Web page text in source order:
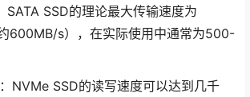
SATA SSD的理论最大传输速度为
600MB/s），在实际使用中通常为500-
：NVMe SSD的读写速度可以达到几千